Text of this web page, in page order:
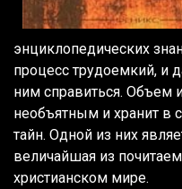
энциклопедических
процесс трудоемкий, и
ним справиться. Объем
необъятным и хранит в
тайн. Одной из них
величайшая из
христианском мире.